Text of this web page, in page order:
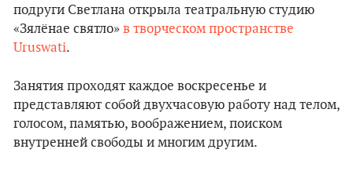
подруги Светлана открыла театральную студию
«Зялёнае святло» в творческом пространстве
Uruswati.
Занятия проходят каждое воскресенье и
представляют собой двухчасовую работу над телом,
голосом, памятью, воображением, поиском
внутренней свободы и многим другим.